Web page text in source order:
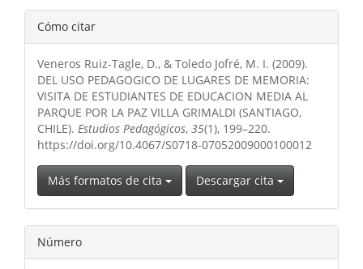
Detalles
del
artículo
Cómo citar
Veneros Ruiz-Tagle, D., & Toledo Jofré, M. I. (2009).
DEL USO PEDAGOGICO DE LUGARES DE MEMORIA:
VISITA DE ESTUDIANTES DE EDUCACION MEDIA AL
PARQUE POR LA PAZ VILLA GRIMALDI (SANTIAGO,
CHILE). Estudios Pedagógicos, 35(1), 199–220.
https://doi.org/10.4067/S0718-07052009000100012
Más formatos de cita Descargar cita
Número